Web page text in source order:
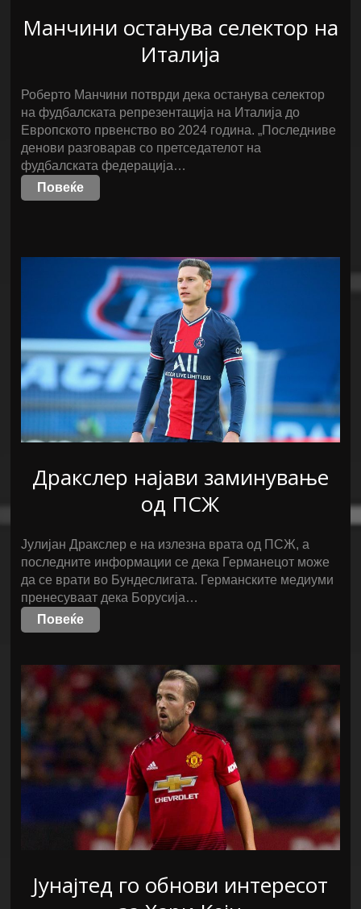
Манчини останува селектор на
Италија
Роберто Манчини потврди дека останува селектор
на фудбалската репрезентација на Италија до
Европското првенство во 2024 година. „Последниве
денови разговарав со претседателот на
фудбалската федерација…
Повеќе
Дракслер најави заминување
од ПСЖ
Јулијан Дракслер е на излезна врата од ПСЖ, а
последните информации се дека Германецот може
да се врати во Бундеслигата. Германските медиуми
пренесуваат дека Борусија…
Повеќе
Јунајтед го обнови интересот